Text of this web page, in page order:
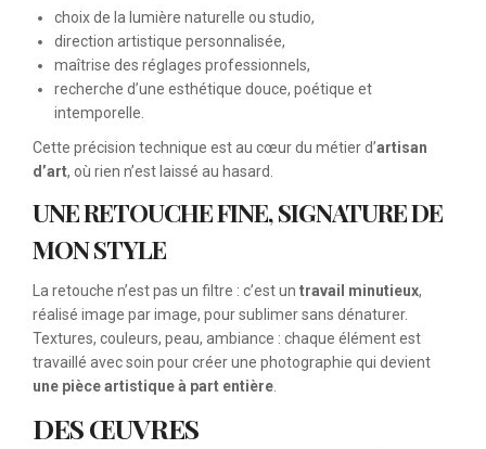
choix de la lumière naturelle ou studio,
direction artistique personnalisée,
maîtrise des réglages professionnels,
recherche d’une esthétique douce, poétique et
intemporelle.
Cette précision technique est au cœur du métier d’artisan
d’art, où rien n’est laissé au hasard.
UNE RETOUCHE FINE, SIGNATURE DE
MON STYLE
La retouche n’est pas un filtre : c’est un travail minutieux,
réalisé image par image, pour sublimer sans dénaturer.
Textures, couleurs, peau, ambiance : chaque élément est
travaillé avec soin pour créer une photographie qui devient
une pièce artistique à part entière
DES ŒUVRES